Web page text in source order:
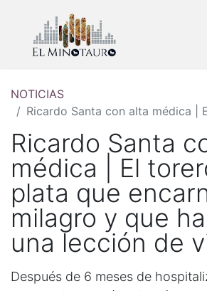
NOTICIAS
Ricardo Santa con alta médica | El torero de plata que encarna un
Ricardo Santa
médica | El
plata que
milagro y que
una lección de
Después de 6 meses de